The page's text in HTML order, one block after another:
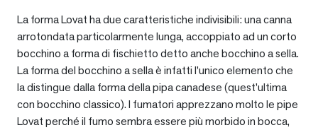
La forma Lovat ha due caratteristiche indivisibili: una canna
arrotondata particolarmente lunga, accoppiato ad un corto
bocchino a forma di fischietto detto anche bocchino a sella.
La forma del bocchino a sella è infatti l’unico elemento che
la distingue dalla forma della pipa canadese (quest’ultima
con bocchino classico). I fumatori apprezzano molto le pipe
Lovat perché il fumo sembra essere più morbido in bocca,